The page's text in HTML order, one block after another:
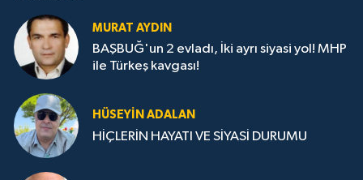
MURAT AYDIN
BAŞBUĞ'un 2 evladı, İki ayrı siyasi yol! MHP
ile Türkeş kavgası!
HÜSEYIN ADALAN
HİÇLERİN HAYATI VE SİYASİ DURUMU